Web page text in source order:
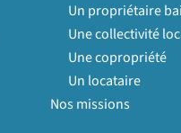
Un propriétaire
Une collectivité
Une copropriété
Un locataire
Nos missions